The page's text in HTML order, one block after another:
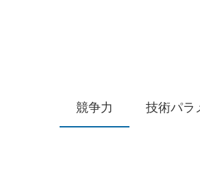
競争力 技術パラ